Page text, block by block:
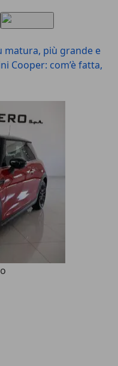
matura, più grande e
Cooper: com’è fatta,